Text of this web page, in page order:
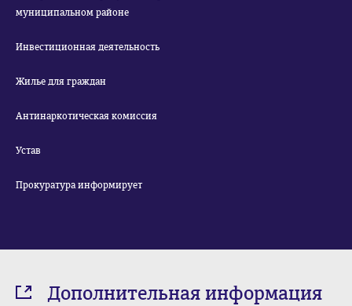
муниципальном районе
Инвестиционная деятельность
Жилье для граждан
Антинаркотическая комиссия
Устав
Прокуратура информирует
Дополнительная информация